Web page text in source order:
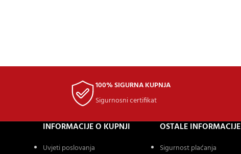
100% SIGURNA KUPNJA
Sigurnosni certifikat
INFORMACIJE O KUPNJI
Uvjeti poslovanja
OSTALE INFORMACIJE
Sigurnost plaćanja